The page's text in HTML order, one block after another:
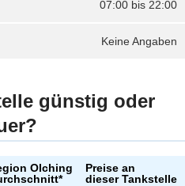
07:00 bis 22:00
Keine Angaben
günstig oder
Olching
Preise an
dieser Tankstelle